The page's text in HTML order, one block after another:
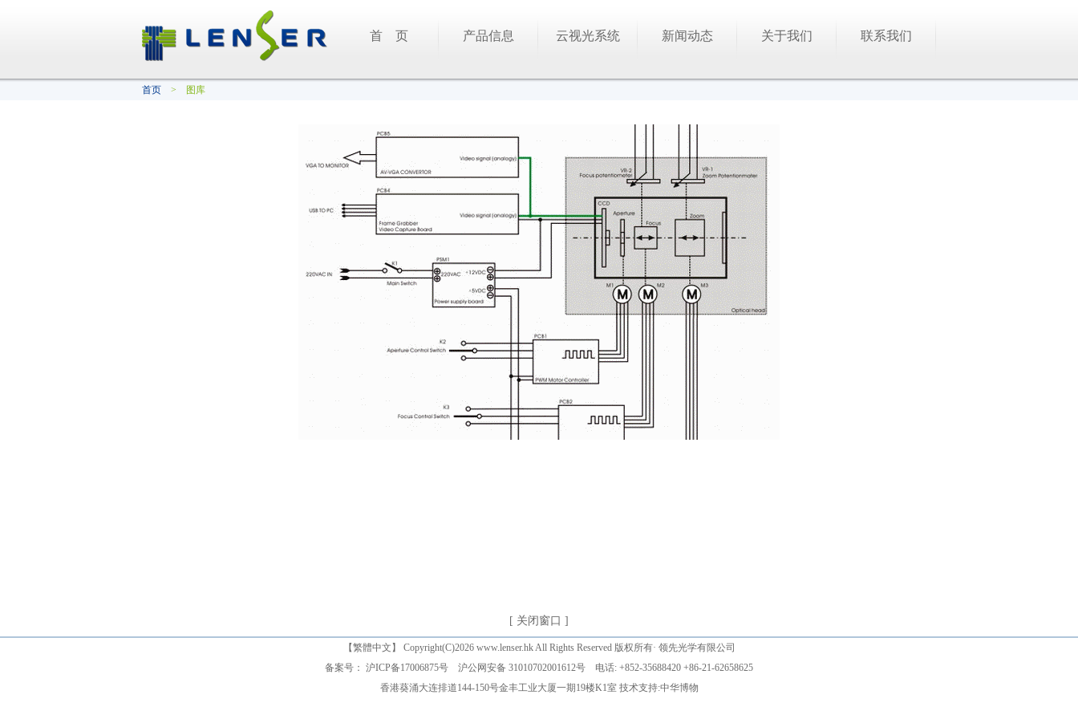
首 页 产品信息 云视光系统 新闻动态 关于我们 联系我们
首页 > 图库
[ 关闭窗口 ]
【繁體中文 】 Copyright(C)2026 www.lenser.hk All Rights Reserved 版权所有· 领先光学有限公司
备案号： 沪ICP备17006875号
沪公网安备 31010702001612号 电话: +852-35688420 +86-21-62658625
香港葵涌大连排道144-150号金丰工业大厦一期19楼K1室 技术支持:中华博物